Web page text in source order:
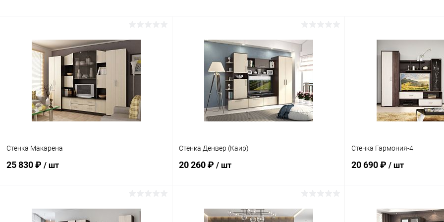
Стенка Макарена
25 830 ₽ / шт
Стенка Денвер (Каир)
20 260 ₽ / шт
Стенка Гармония-4
20 690 ₽ / шт